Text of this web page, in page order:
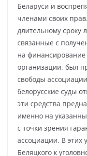
Беларуси и
членами своих
длительному сроку
связанные с
на финансирование
организации, был
свободы
белорусские суды
эти средства
именно на
с точки зрения
ассоциации. В этих
Беляцкого к